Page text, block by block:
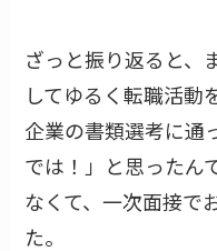
ざっと振り返ると、
してゆるく転職活動
企業の書類選考に通
では！」と思ったん
なくて、一次面接で
た。